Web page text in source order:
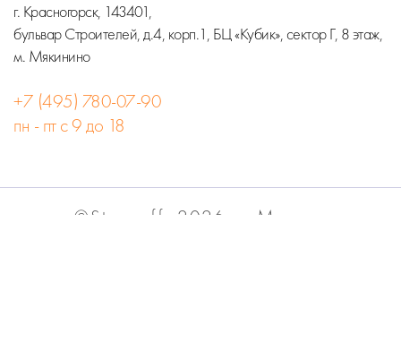
г. Красногорск, 143401,
бульвар Строителей, д.4, корп.1, БЦ «Кубик», сектор Г, 8 этаж,
м. Мякинино
+7 (495) 780-07-90
пн - пт с 9 до 18
©Stormoff, 2026, г. Москва